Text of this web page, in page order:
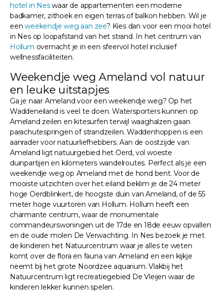
hotel in Neswaar de appartementen een moderne
badkamer, zithoek en eigen terras of balkon hebben. Wil je
eenweekendje weg aan zee? Kies dan voor een mooi hotel
in Nes op loopafstand van het strand. In het centrum van
Hollum overnacht je in een sfeervol hotel inclusief
wellnessfaciliteiten.
Weekendje weg Ameland vol natuur
en leuke uitstapjes
Ga je naar Ameland voor een weekendje weg? Op het
Waddeneiland is veel te doen. Watersporters kunnen op
Ameland zeilen en kitesurfen terwijl waaghalzen gaan
parachutespringen of strandzeilen. Waddenhoppen is een
aanrader voor natuurliefhebbers. Aan de oostzijde van
Ameland ligt natuurgebied het Oerd, vol woeste
duinpartijen en kilometers wandelroutes. Perfect als je een
weekendje weg op Ameland met de hond bent. Voor de
mooiste uitzichten over het eiland beklim je de 24 meter
hoge Oerdblinkert, de hoogste duin van Ameland, of de 55
meter hoge vuurtoren van Hollum. Hollum heeft een
charmante centrum, waar de monumentale
commandeurswoningen uit de 17de en 18de eeuw opvallen
en de oude molen De Verwachting. In Nes bezoek je met
de kinderen het Natuurcentrum waar je alles te weten
komt over de flora en fauna van Ameland en een kijkje
neemt bij het grote Noordzee aquarium. Vlakbij het
Natuurcentrum ligt recreatiegebied De Vleijen waar de
kinderen lekker kunnen spelen.